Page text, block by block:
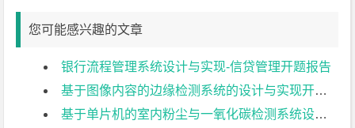
您可能感兴趣的文章
银行流程管理系统设计与实现-信贷管理开题报告
基于图像内容的边缘检测系统的设计与实现开题报告
基于单片机的室内粉尘与一氧化碳检测系统设计开题报告